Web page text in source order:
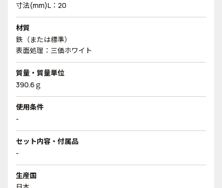
寸法(mm)L：20
材質
鉄（または標準）
表面処理：三価ホワイト
質量・質量単位
390.6ｇ
使用条件
-
セット内容・付属品
-
生産国